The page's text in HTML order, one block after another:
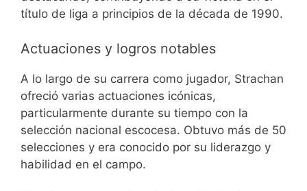
título de liga a principios de la década de 1990.
Actuaciones y logros notables
A lo largo de su carrera como jugador, Strachan
ofreció varias actuaciones icónicas,
particularmente durante su tiempo con la
selección nacional escocesa. Obtuvo más de 50
selecciones y era conocido por su liderazgo y
habilidad en el campo.